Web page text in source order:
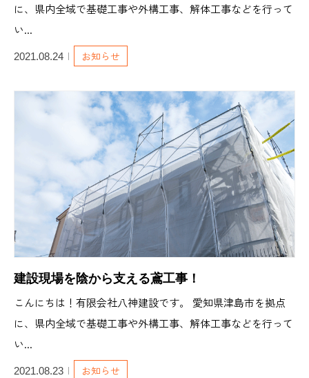
に、県内全域で基礎工事や外構工事、解体工事などを行って
い...
2021.08.24 お知らせ
建設現場を陰から支える鳶工事！
こんにちは！有限会社八神建設です。 愛知県津島市を拠点
に、県内全域で基礎工事や外構工事、解体工事などを行って
い...
2021.08.23 お知らせ